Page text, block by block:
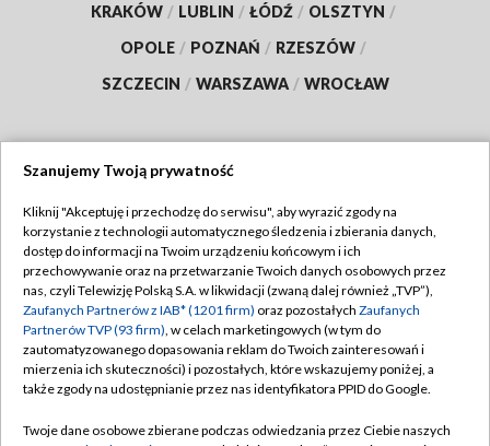
KRAKÓW / LUBLIN / ŁÓDŹ / OLSZTYN /
OPOLE / POZNAŃ / RZESZÓW /
SZCZECIN / WARSZAWA / WROCŁAW
TVP
Abonament TVP
Emisja w TVP
Centrum informacji TVP
Naziemna Telewizja Cyfrowa
Regulamin TVP
Polityka prywatności
Moje zgody
Pomoc
Szanujemy Twoją prywatność
Kliknij "Akceptuję i przechodzę do serwisu", aby wyrazić zgody na
korzystanie z technologii automatycznego śledzenia i zbierania danych,
dostęp do informacji na Twoim urządzeniu końcowym i ich
przechowywanie oraz na przetwarzanie Twoich danych osobowych przez
nas, czyli Telewizję Polską S.A. w likwidacji (zwaną dalej również „TVP”),
Zaufanych Partnerów z IAB* (1201 firm) oraz pozostałych Zaufanych
Partnerów TVP (93 firm), w celach marketingowych (w tym do
zautomatyzowanego dopasowania reklam do Twoich zainteresowań i
mierzenia ich skuteczności) i pozostałych, które wskazujemy poniżej, a
także zgody na udostępnianie przez nas identyfikatora PPID do Google.
Twoje dane osobowe zbierane podczas odwiedzania przez Ciebie naszych